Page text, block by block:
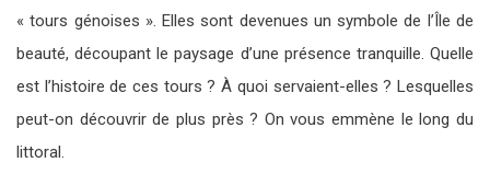
« tours génoises ». Elles sont devenues un symbole de l’Île de
beauté, découpant le paysage d’une présence tranquille. Quelle
est l’histoire de ces tours ? À quoi servaient-elles ? Lesquelles
peut-on découvrir de plus près ? On vous emmène le long du
littoral.